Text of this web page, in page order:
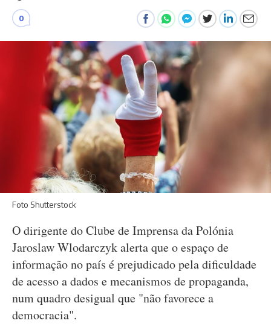
0
Foto Shutterstock
O dirigente do Clube de Imprensa da Polónia
Jaroslaw Wlodarczyk alerta que o espaço de
informação no país é prejudicado pela dificuldade
de acesso a dados e mecanismos de propaganda,
num quadro desigual que "não favorece a
democracia".